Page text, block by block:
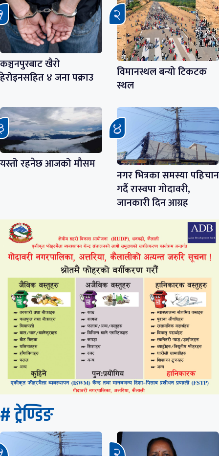
कञ्चनपुरबाट खैरो
हेरोइनसहित ४ जना पक्राउ
विमानस्थल बन्यो टिकटक
स्थल
यस्तो रहनेछ आजको मौसम
नगर भित्रका समस्या पहिचान
गर्दै रास्वपा गोदावरी,
जानकारी दिन आग्रह
# ट्रेण्डिङ